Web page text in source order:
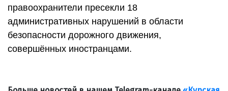
правоохранители пресекли 18
административных нарушений в области
безопасности дорожного движения,
совершённых иностранцами.